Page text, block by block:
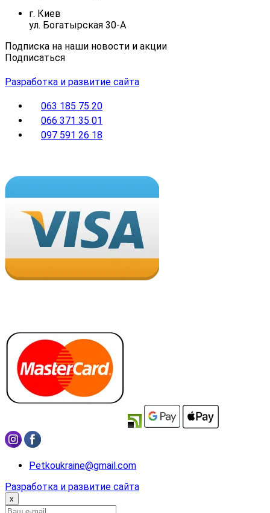
г. Киев
ул. Богатырская 30-А
Подписка на наши новости и акции
Подписаться
Разработка и развитие сайта
063 185 75 20
066 371 35 01
097 591 26 18
Petkoukraine@gmail.com
Разработка и развитие сайта
x